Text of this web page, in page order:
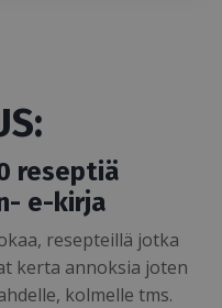
reseptiä
e-kirja
resepteillä jotka
kerta annoksia joten
kolmelle tms.